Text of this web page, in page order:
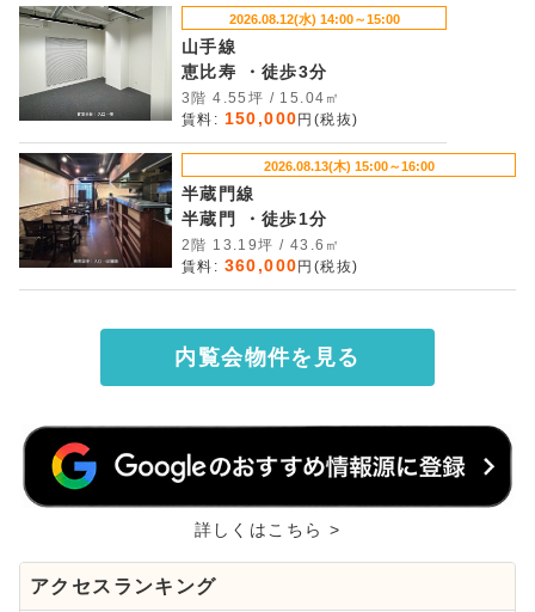
2026.08.12(水) 14:00～15:00
山手線
恵比寿 ・徒歩3分
3階 4.55坪 / 15.04㎡
賃料: 150,000 円(税抜)
2026.08.13(木) 15:00～16:00
半蔵門線
半蔵門 ・徒歩1分
2階 13.19坪 / 43.6㎡
賃料: 360,000 円(税抜)
内覧会物件を見る
詳しくはこちら >
アクセスランキング